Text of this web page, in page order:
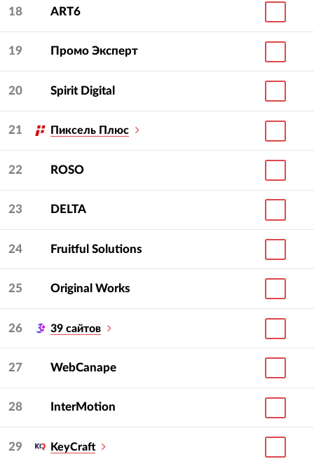
18 ART6
19 Промо Эксперт
20 Spirit Digital
21 Пиксель Плюс
22 ROSO
23 DELTA
24 Fruitful Solutions
25 Original Works
26 39 сайтов
27 WebCanape
28 InterMotion
29 KeyCraft